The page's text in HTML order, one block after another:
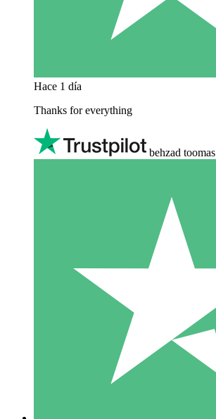
Hace 1 día
Thanks for everything
behzad toomas